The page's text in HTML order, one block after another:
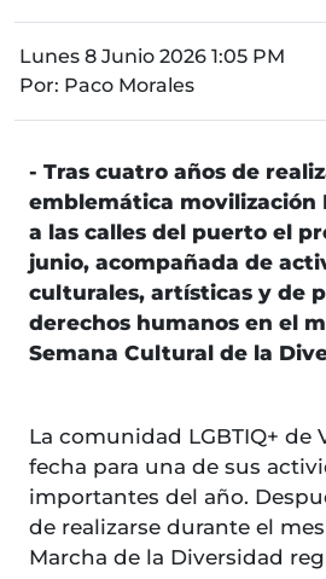
Lunes 8 Junio 2026 1:05 PM
Por: Paco Morales
- Tras cuatro años de
emblemática movilización
a las calles del puerto el
junio, acompañada de
culturales, artísticas y de
derechos humanos en el
Semana Cultural de la
La comunidad LGBTIQ+ de
fecha para una de sus
importantes del año.
de realizarse durante el
Marcha de la Diversidad